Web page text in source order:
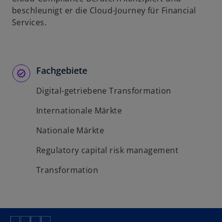
beschleunigt er die Cloud-Journey für Financial
Services.
Fachgebiete
Digital-getriebene Transformation
Internationale Märkte
Nationale Märkte
Regulatory capital risk management
Transformation